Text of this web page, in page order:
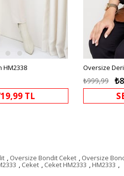
HM2338
TL
Oversize
₺999,99
, Oversize Bondit Ceket , Oversize
, Ceket , Ceket HM2333 ,HM2333 ,